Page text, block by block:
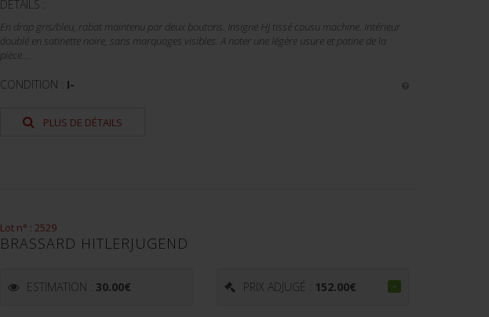
DÉTAILS :
En drap gris/bleu, rabat maintenu par deux boutons. Insigne HJ tissé cousu machine. Intérieur
doublé en satinette noire, sans marquages visibles. A noter une légère usure et patine de la
pièce....
CONDITION : I-
PLUS DE DÉTAILS
Lot n° : 2529
BRASSARD HITLERJUGEND
ESTIMATION : 30.00€ PRIX ADJUGÉ : 152.00€